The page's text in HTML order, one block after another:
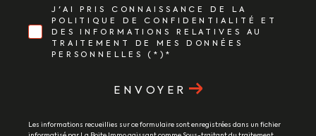
J'AI PRIS CONNAISSANCE DE LA
POLITIQUE DE CONFIDENTIALITÉ ET
DES INFORMATIONS RELATIVES AU
TRAITEMENT DE MES DONNÉES
PERSONNELLES (*)*
ENVOYER
Les informations recueillies sur ce formulaire sont enregistrées dans un fichier